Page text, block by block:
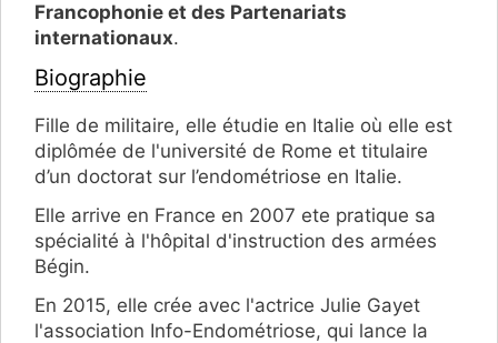
Francophonie et des Partenariats
internationaux.
Biographie
Fille de militaire, elle étudie en Italie où elle est
diplômée de l'université de Rome et titulaire
d’un doctorat sur l’endométriose en Italie.
Elle arrive en France en 2007 ete pratique sa
spécialité à l'hôpital d'instruction des armées
Bégin.
En 2015, elle crée avec l'actrice Julie Gayet
l'association Info-Endométriose, qui lance la